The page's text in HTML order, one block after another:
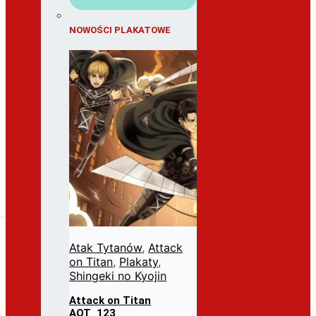
NOWOŚCI PLAKATOWE
Atak Tytanów, Attack
on Titan, Plakaty,
Shingeki no Kyojin
Attack on Titan
AOT_123